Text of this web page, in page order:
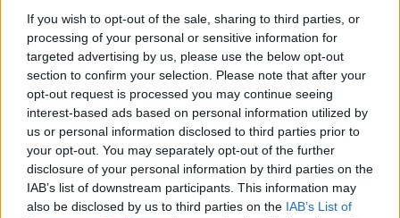
If you wish to opt-out of the sale, sharing to third parties, or
processing of your personal or sensitive information for
targeted advertising by us, please use the below opt-out
section to confirm your selection. Please note that after your
opt-out request is processed you may continue seeing
interest-based ads based on personal information utilized by
us or personal information disclosed to third parties prior to
your opt-out. You may separately opt-out of the further
disclosure of your personal information by third parties on the
IAB’s list of downstream participants. This information may
also be disclosed by us to third parties on the IAB’s List of
Ci sonoCPS (Centri Psico-Sociali)in ogni
regione italiana; è sufficiente cercare quello di
riferimento più vicino alla propria zona. In
questi centri si ha prevenzione, diagnosi, cura e
un eventuale reinserimento sociale di pazienti
con patologie mentali, grazie a visite